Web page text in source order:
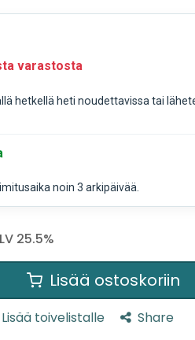
varastosta
hetkellä heti noudettavissa tai
noin 3 arkipäivää.
25.5%
Lisää ostoskoriin
Lisää toivelistalle
Share